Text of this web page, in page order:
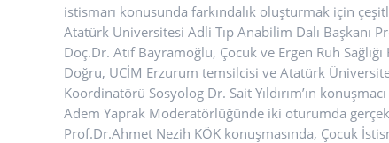
istismarı konusunda farkındalık oluşturmak için
Atatürk Üniversitesi Adli Tıp Anabilim Dalı Başkanı
Doç.Dr. Atıf Bayramoğlu, Çocuk ve Ergen Ruh
Doğru, UCİM Erzurum temsilcisi ve Atatürk
Koordinatörü Sosyolog Dr. Sait Yıldırım’ın
Adem Yaprak Moderatörlüğünde iki oturumda
Prof.Dr.Ahmet Nezih KÖK konuşmasında, Çocuk